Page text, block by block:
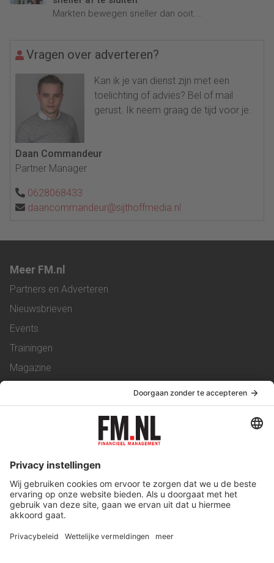
Markten bewegen sneller dan ooit....
Vragen over adverteren?
Kan ik je van dienst zijn met een
toelichting of advies? Bel of mail
gerust. Ik neem graag de tijd voor je.
Daan Commandeur
Partner Manager
0628068433
daancommandeur@sijthoffmedia.nl
Meer FM.nl
Partners en Adverteren
Nieuwsbrieven
Events
Trainingen
Magazine
Service & Contact
Werken bij ons
Privacy Statement
Algemene Voorwaarden